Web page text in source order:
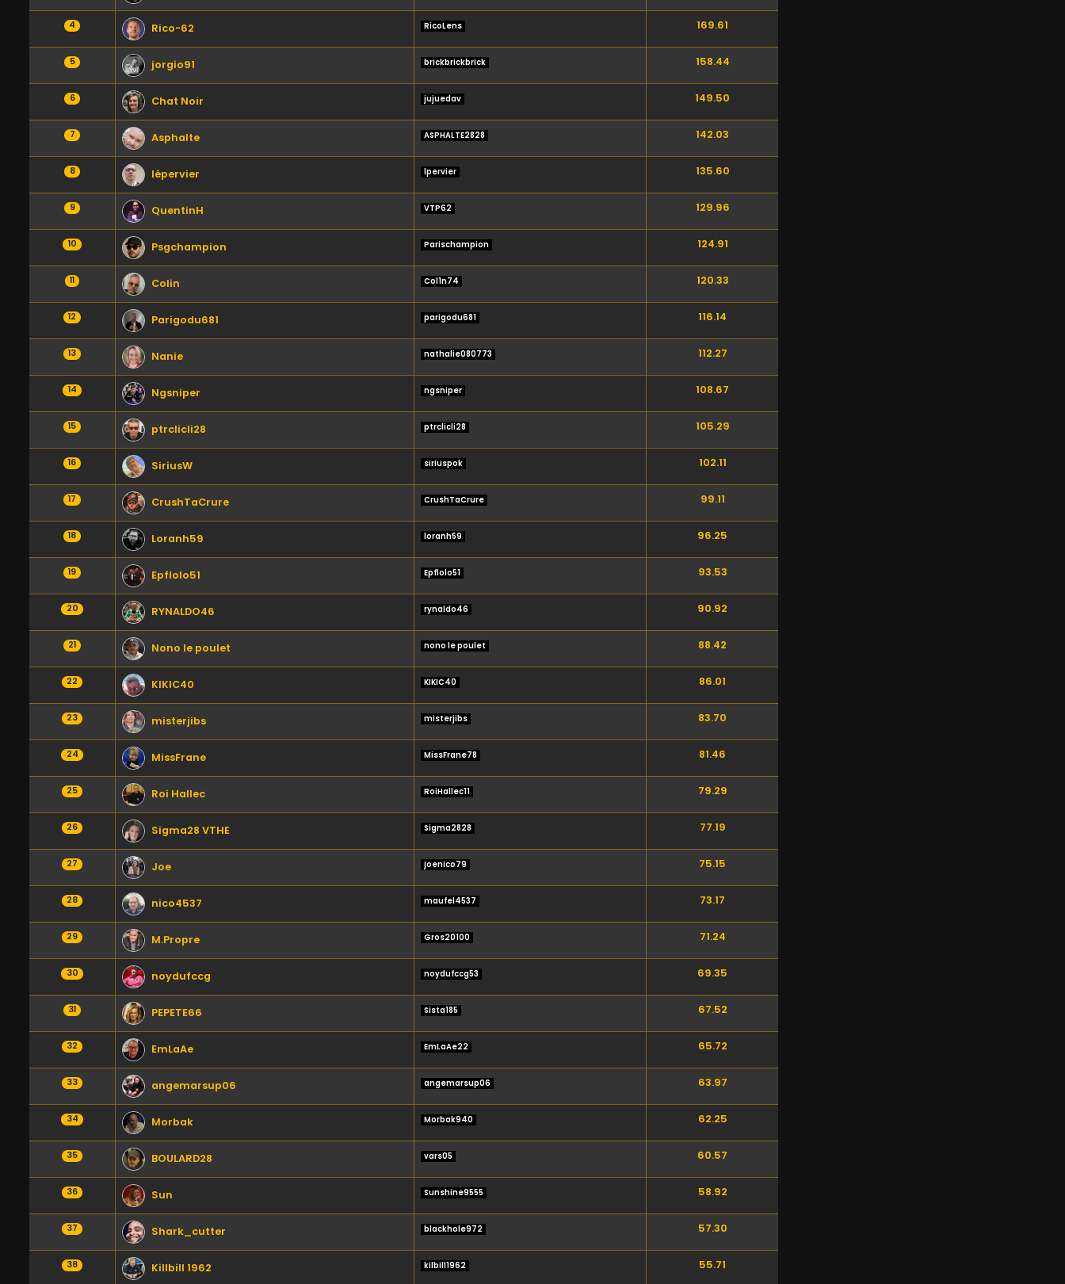
4 Rico-62 RicoLens 169.61
5 jorgio91 brickbrickbrick 158.44
6 Chat Noir jujuedav 149.50
7 Asphalte ASPHALTE2828 142.03
8 lépervier lpervier 135.60
9 QuentinH VTP62 129.96
10 Psgchampion Parischampion 124.91
11 Colin Col1n74 120.33
12 Parigodu681 parigodu681 116.14
13 Nanie nathalie080773 112.27
14 Ngsniper ngsniper 108.67
15 ptrclicli28 ptrclicli28 105.29
16 SiriusW siriuspok 102.11
17 CrushTaCrure CrushTaCrure 99.11
18 Loranh59 loranh59 96.25
19 Epflolo51 Epflolo51 93.53
20 RYNALDO46 rynaldo46 90.92
21 Nono le poulet nono le poulet 88.42
22 KIKIC40 KIKIC40 86.01
23 misterjibs misterjibs 83.70
24 MissFrane MissFrane78 81.46
25 Roi Hallec RoiHallec11 79.29
26 Sigma28 VTHE Sigma2828 77.19
27 Joe joenico79 75.15
28 nico4537 maufel4537 73.17
29 M.Propre Gros20100 71.24
30 noydufccg noydufccg53 69.35
31 PEPETE66 Sista185 67.52
32 EmLaAe EmLaAe22 65.72
33 angemarsup06 angemarsup06 63.97
34 Morbak Morbak940 62.25
35 BOULARD28 vars05 60.57
36 Sun Sunshine9555 58.92
37 Shark_cutter blackhole972 57.30
38 Killbill 1962 kilbill1962 55.71